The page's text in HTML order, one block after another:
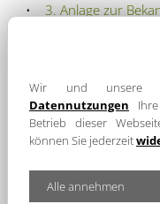
3. Anlage zur
Dresden-Görlitz
2021-11-30
(29,3 KiB)
DigitalPakt Schule
Maßnahme
Wir und unsere
Datennutzungen
Betrieb dieser
können Sie jederzeit
Alle annehmen